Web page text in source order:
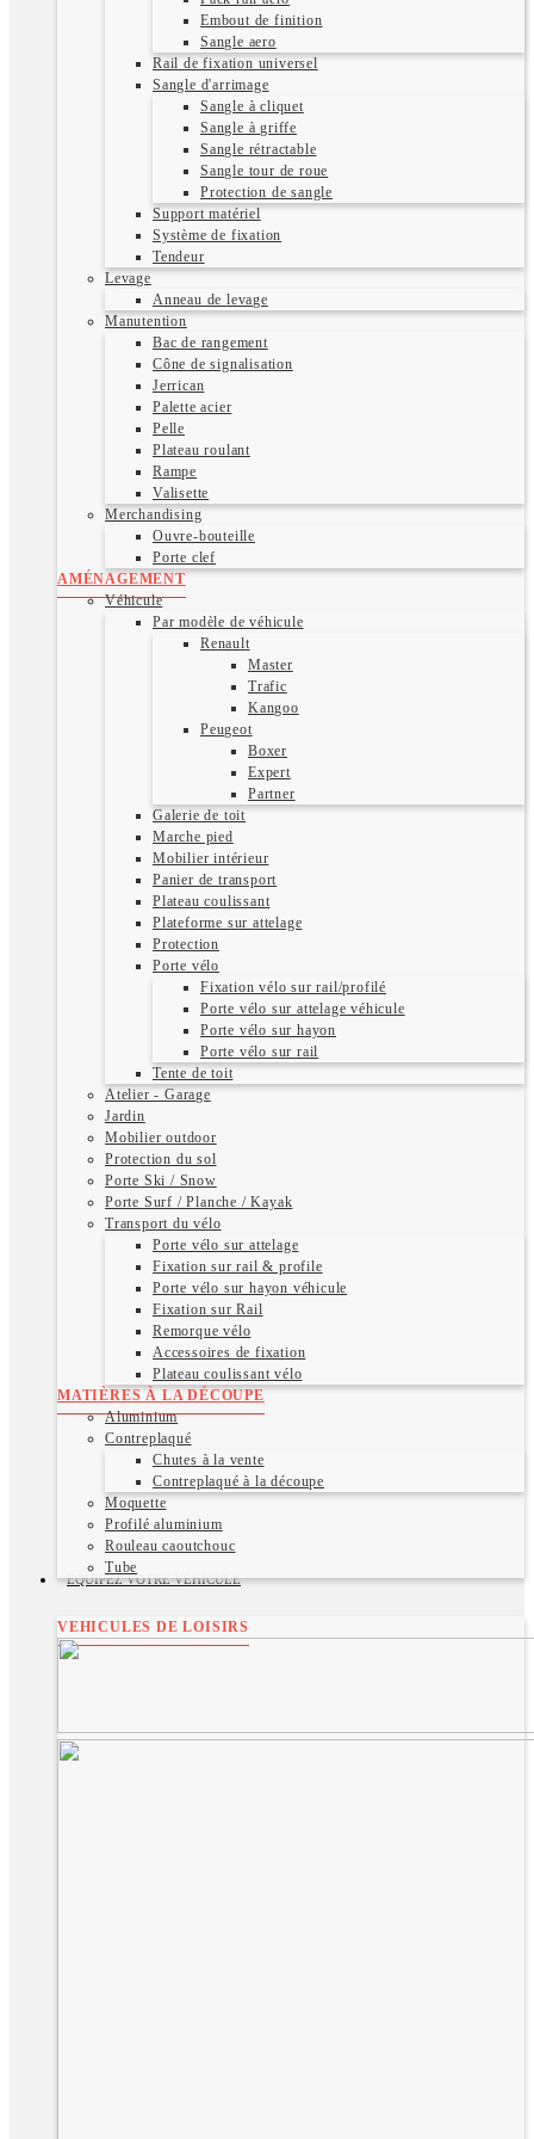
Embout de finition
Sangle aero
Rail de fixation universel
Sangle d'arrimage
Sangle à cliquet
Sangle à griffe
Sangle rétractable
Sangle tour de roue
Protection de sangle
Support matériel
Système de fixation
Tendeur
Levage
Anneau de levage
Manutention
Bac de rangement
Cône de signalisation
Jerrican
Palette acier
Pelle
Plateau roulant
Rampe
Valisette
Merchandising
Ouvre-bouteille
Porte clef
AMÉNAGEMENT
Véhicule
Par modèle de véhicule
Renault
Master
Trafic
Kangoo
Peugeot
Boxer
Expert
Partner
Galerie de toit
Marche pied
Mobilier intérieur
Panier de transport
Plateau coulissant
Plateforme sur attelage
Protection
Porte vélo
Fixation vélo sur rail/profilé
Porte vélo sur attelage véhicule
Porte vélo sur hayon
Porte vélo sur rail
Tente de toit
Atelier - Garage
Jardin
Mobilier outdoor
Protection du sol
Porte Ski / Snow
Porte Surf / Planche / Kayak
Transport du vélo
Porte vélo sur attelage
Fixation sur rail & profile
Porte vélo sur hayon véhicule
Fixation sur Rail
Remorque vélo
Accessoires de fixation
Plateau coulissant vélo
MATIÈRES À LA DÉCOUPE
Aluminium
Contreplaqué
Chutes à la vente
Contreplaqué à la découpe
Moquette
Profilé aluminium
Rouleau caoutchouc
Tube
EQUIPEZ VOTRE VÉHICULE
VEHICULES DE LOISIRS